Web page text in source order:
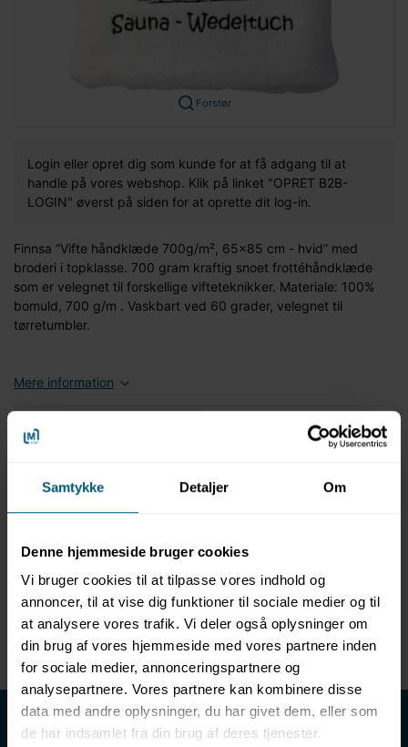
Samtykke Detaljer Om
Denne hjemmeside bruger cookies
Vi bruger cookies til at tilpasse vores indhold og
annoncer, til at vise dig funktioner til sociale medier og til
at analysere vores trafik. Vi deler også oplysninger om
din brug af vores hjemmeside med vores partnere inden
for sociale medier, annonceringspartnere og
analysepartnere. Vores partnere kan kombinere disse
data med andre oplysninger, du har givet dem, eller som
de har indsamlet fra din brug af deres tjenester.
Forstør
Login eller opret dig som kunde for at få adgang til at
handle på vores webshop. Klik på linket "OPRET B2B-
LOGIN" øverst på siden for at oprette dit log-in.
Finnsa ”Vifte håndklæde 700g/m², 65x85 cm - hvid” med
broderi i topklasse. 700 gram kraftig snoet frottéhåndklæde
som er velegnet til forskellige vifteteknikker. Materiale: 100%
bomuld, 700 g/m . Vaskbart ved 60 grader, velegnet til
tørretumbler.
Mere information
Specifikationer
Produktbeskrivelse
700 gram kraftig snoet frottéhåndklæde
Velegnet til forskellige vifteteknikker
Materiale: 100% bomuld, 700 g/m²
Vaskbart ved 60 grader
Velegnet til tørretumbler
LML SPORT - Alt til vand